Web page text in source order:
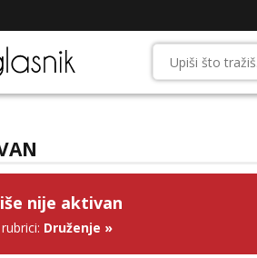
nije aktivan
Druženje »